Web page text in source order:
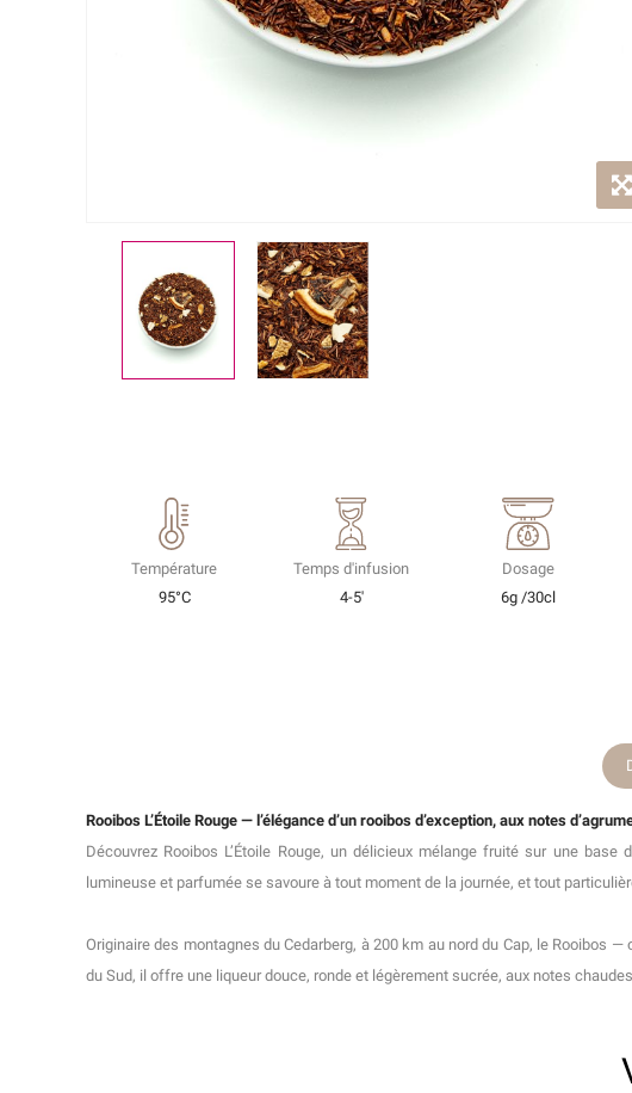
Température
95°C
Temps d'infusion
4-5'
Dosage
6g /30cl
Rooibos L’Étoile Rouge — l’élégance d’un rooibos d’exception, aux notes
Découvrez Rooibos L’Étoile Rouge, un délicieux mélange fruité sur une
lumineuse et parfumée se savoure à tout moment de la journée, et tout
Originaire des montagnes du Cedarberg, à 200 km au nord du Cap, le
du Sud, il offre une liqueur douce, ronde et légèrement sucrée, aux notes